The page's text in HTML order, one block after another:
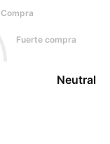
Compra
Fuerte compra
Neutral